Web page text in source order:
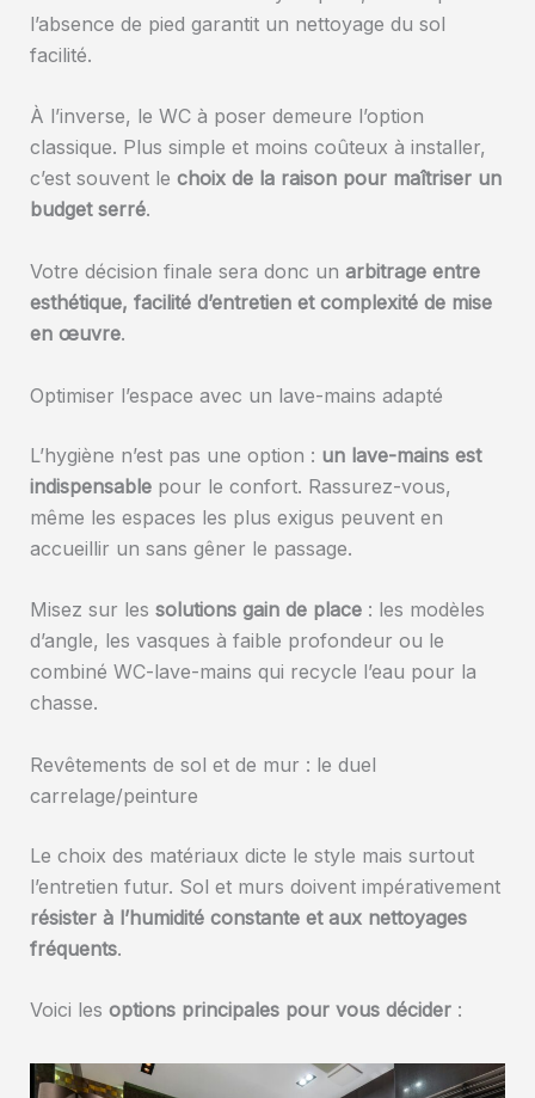
l’absence de pied garantit un nettoyage du sol
facilité.
À l’inverse, le WC à poser demeure l’option
classique. Plus simple et moins coûteux à installer,
c’est souvent le choix de la raison pour maîtriser un
budget serré.
Votre décision finale sera donc un arbitrage entre
esthétique, facilité d’entretien et complexité de mise
en œuvre.
Optimiser l’espace avec un lave-mains adapté
L’hygiène n’est pas une option : un lave-mains est
indispensablepour le confort. Rassurez-vous,
même les espaces les plus exigus peuvent en
accueillir un sans gêner le passage.
Misez sur les solutions gain de place: les modèles
d’angle, les vasques à faible profondeur ou le
combiné WC-lave-mains qui recycle l’eau pour la
chasse.
Revêtements de sol et de mur : le duel
carrelage/peinture
Le choix des matériaux dicte le style mais surtout
l’entretien futur. Sol et murs doivent impérativement
résister à l’humidité constante et aux nettoyages
fréquents.
Voici les options principales pour vous décider: